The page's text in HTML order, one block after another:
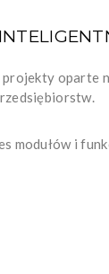
oparte
modułów i